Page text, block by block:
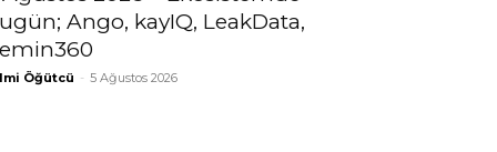
Ango, kayIQ, LeakData,
Öğütcü - 5 Ağustos 2026